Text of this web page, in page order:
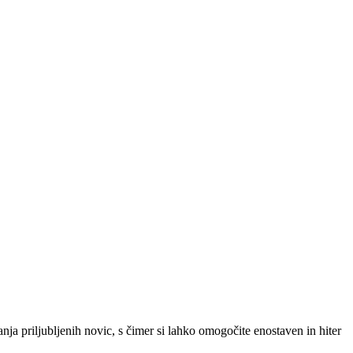
priljubljenih novic, s čimer si lahko omogočite enostaven in hiter